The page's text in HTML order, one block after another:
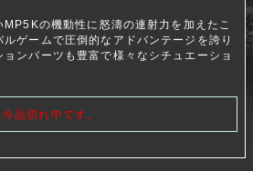
の機動性に怒濤の連射力を加えたこ
ゲームで圧倒的なアドバンテージを誇り
ンパーツも豊富で様々なシチュエーショ
品切れ中です。